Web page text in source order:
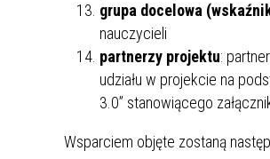
grupa docelowa
nauczycieli
partnerzy projektu:
udziału w projekcie na
3.0” stanowiącego
Wsparciem objęte zostaną